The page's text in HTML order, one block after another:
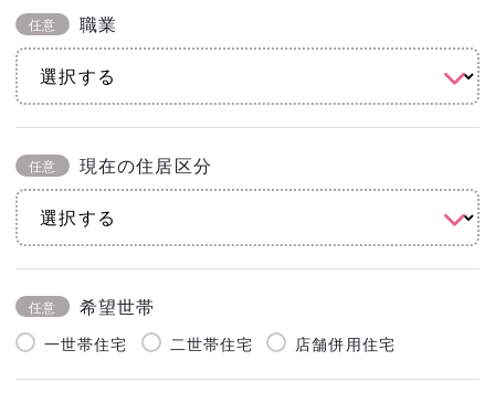
任意 職業
任意 現在の住居区分
任意 希望世帯
一世帯住宅 二世帯住宅 店舗併用住宅